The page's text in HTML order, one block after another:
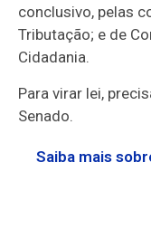
conclusivo, pelas
Tributação; e de
Cidadania.
Para virar lei,
Senado.
Saiba mais